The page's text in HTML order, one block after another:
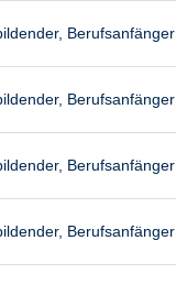
Berufsanfänger
Berufsanfänger
Berufsanfänger
Berufsanfänger